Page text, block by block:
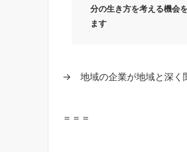
分の生き方を考える機会
ます
→ 地域の企業が地域と深く
＝＝＝